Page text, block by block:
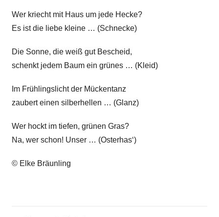
Wer kriecht mit Haus um jede Hecke?
Es ist die liebe kleine … (Schnecke)
Die Sonne, die weiß gut Bescheid,
schenkt jedem Baum ein grünes … (Kleid)
Im Frühlingslicht der Mückentanz
zaubert einen silberhellen … (Glanz)
Wer hockt im tiefen, grünen Gras?
Na, wer schon! Unser … (Osterhas‘)
© Elke Bräunling